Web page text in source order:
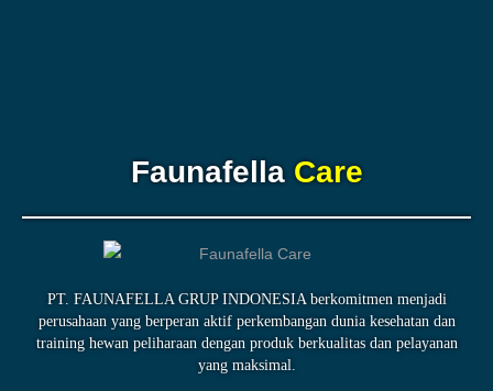
FaunafellaCare
PT. FAUNAFELLA GRUP INDONESIA berkomitmen menjadi
perusahaan yang berperan aktif perkembangan dunia kesehatan dan
training hewan peliharaan dengan produk berkualitas dan pelayanan
yang maksimal.